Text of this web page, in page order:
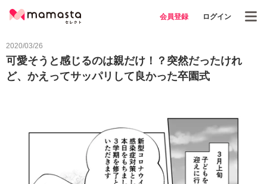
会員登録 ログイン
2020/03/26
可愛そうと感じるのは親だけ！？突然だったけれ
ど、かえってサッパリして良かった卒園式